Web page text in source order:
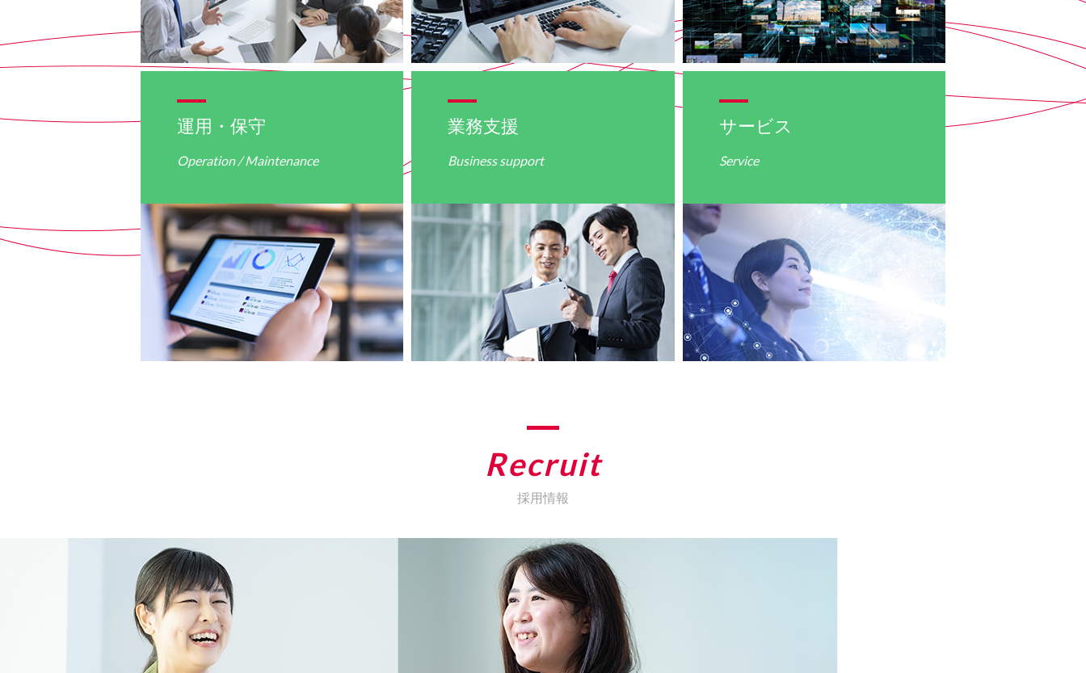
運用・保守
Operation / Maintenance
業務支援
Business support
サービス
Service
Recruit
採用情報